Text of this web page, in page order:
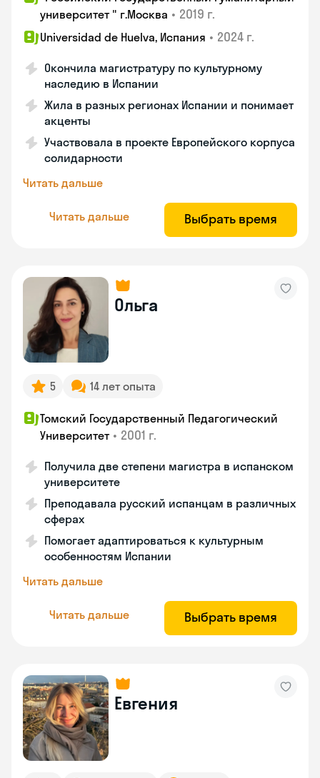
университет " г.Москва • 2019 г.
Universidad de Huelva, Испания • 2024 г.
Окончила магистратуру по культурному
наследию в Испании
Жила в разных регионах Испании и понимает
акценты
Участвовала в проекте Европейского корпуса
солидарности
Читать дальше
Читать дальше Выбрать время
Ольга
5 14 лет опыта
Томский Государственный Педагогический
Университет • 2001 г.
Получила две степени магистра в испанском
университете
Преподавала русский испанцам в различных
сферах
Помогает адаптироваться к культурным
особенностям Испании
Читать дальше
Читать дальше Выбрать время
Евгения